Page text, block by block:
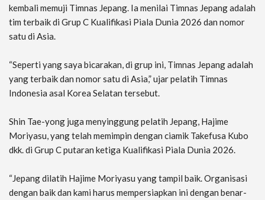
kembali memuji Timnas Jepang. Ia menilai Timnas Jepang adalah
tim terbaik di Grup C Kualifikasi Piala Dunia 2026 dan nomor
satu di Asia.⁣
“Seperti yang saya bicarakan, di grup ini, Timnas Jepang adalah
yang terbaik dan nomor satu di Asia,” ujar pelatih Timnas
Indonesia asal Korea Selatan tersebut.⁣
Shin Tae-yong juga menyinggung pelatih Jepang, Hajime
Moriyasu, yang telah memimpin dengan ciamik Takefusa Kubo
dkk. di Grup C putaran ketiga Kualifikasi Piala Dunia 2026.⁣
“Jepang dilatih Hajime Moriyasu yang tampil baik. Organisasi
dengan baik dan kami harus mempersiapkan ini dengan benar-